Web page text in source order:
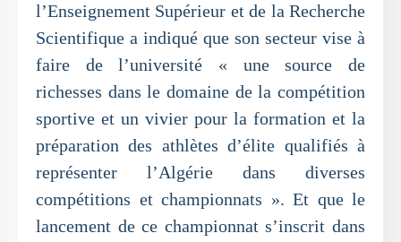
l’Enseignement Supérieur et de la Recherche
Scientifique a indiqué que son secteur vise à
faire de l’université « une source de
richesses dans le domaine de la compétition
sportive et un vivier pour la formation et la
préparation des athlètes d’élite qualifiés à
représenter l’Algérie dans diverses
compétitions et championnats ». Et que le
lancement de ce championnat s’inscrit dans